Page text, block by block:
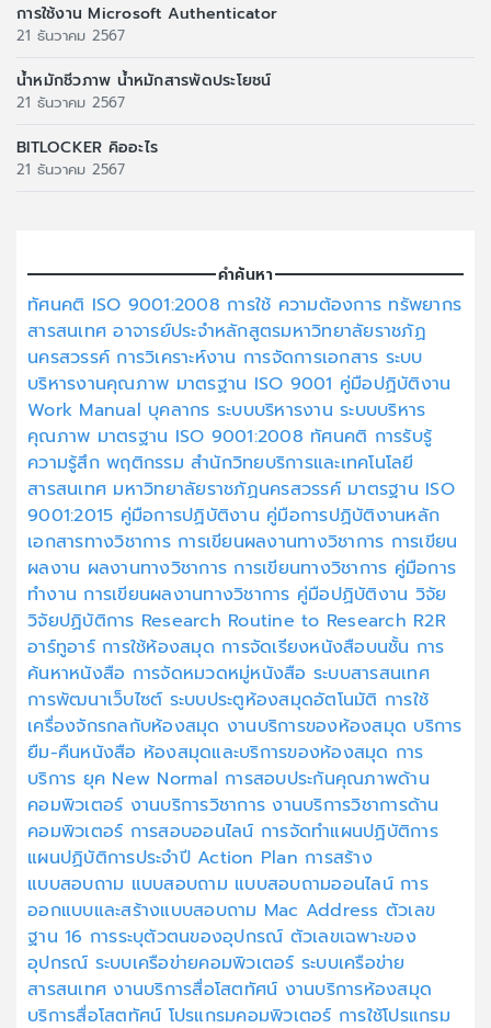
การใช้งาน Microsoft Authenticator
21 ธันวาคม 2567
น้ำหมักชีวภาพ น้ำหมักสารพัดประโยชน์
21 ธันวาคม 2567
BITLOCKER คิออะไร
21 ธันวาคม 2567
คำค้นหา
ทัศนคติ ISO 9001:2008 การใช้ ความต้องการ ทรัพยากร
สารสนเทศอาจารย์ประจำหลักสูตรมหาวิทยาลัยราชภัฏ
นครสวรรค์ การวิเคราะห์งาน การจัดการเอกสาร ระบบ
บริหารงานคุณภาพ มาตรฐาน ISO 9001 คู่มือปฏิบัติงาน
Work Manual บุคลากร ระบบบริหารงาน ระบบบริหาร
คุณภาพ มาตรฐาน ISO 9001:2008 ทัศนคติ การรับรู้
ความรู้สึก พฤติกรรม สำนักวิทยบริการและเทคโนโลยี
สารสนเทศ มหาวิทยาลัยราชภัฏนครสวรรค์ มาตรฐาน ISO
9001:2015 คู่มือการปฏิบัติงาน คู่มือการปฏิบัติงานหลัก
เอกสารทางวิชาการ การเขียนผลงานทางวิชาการ การเขียน
ผลงาน ผลงานทางวิชาการ การเขียนทางวิชาการ คู่มือการ
ทำงาน การเขียนผลงานทางวิชาการ คู่มือปฏิบัติงาน วิจัย
วิจัยปฏิบัติการ Research Routine to Research R2R
อาร์ทูอาร์ การใช้ห้องสมุด การจัดเรียงหนังสือบนชั้น การ
ค้นหาหนังสือ การจัดหมวดหมู่หนังสือ ระบบสารสนเทศ
การพัฒนาเว็บไซต์ ระบบประตูห้องสมุดอัตโนมัติ การใช้
เครื่องจักรกลกับห้องสมุด งานบริการของห้องสมุด บริการ
ยืม-คืนหนังสือ ห้องสมุดและบริการของห้องสมุด การ
บริการ ยุค New Normal การสอบประกันคุณภาพด้าน
คอมพิวเตอร์ งานบริการวิชาการงานบริการวิชาการด้าน
คอมพิวเตอร์ การสอบออนไลน์ การจัดทำแผนปฏิบัติการ
แผนปฏิบัติการประจำปี Action Plan การสร้าง
แบบสอบถาม แบบสอบถาม แบบสอบถามออนไลน์ การ
ออกแบบและสร้างแบบสอบถาม Mac Address ตัวเลข
ฐาน 16 การระบุตัวตนของอุปกรณ์ ตัวเลขเฉพาะของ
อุปกรณ์ ระบบเครือข่ายคอมพิวเตอร์ ระบบเครือข่าย
สารสนเทศงานบริการสื่อโสตทัศน์ งานบริการห้องสมุด
บริการสื่อโสตทัศน์ โปรแกรมคอมพิวเตอร์ การใช้โปรแกรม